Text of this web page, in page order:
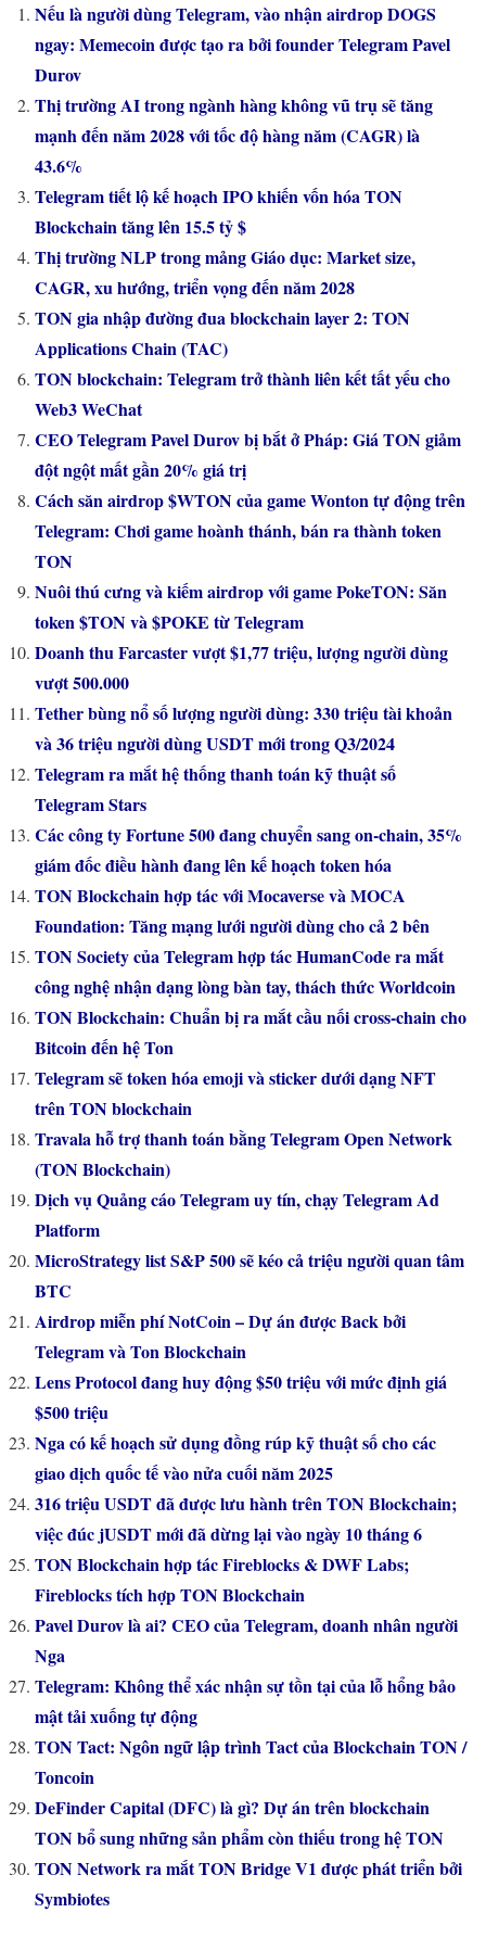
Nếu là người dùng Telegram, vào nhận airdrop DOGS
ngay: Memecoin được tạo ra bởi founder Telegram Pavel
Durov
Thị trường AI trong ngành hàng không vũ trụ sẽ tăng
mạnh đến năm 2028 với tốc độ hàng năm (CAGR) là
43.6%
Telegram tiết lộ kế hoạch IPO khiến vốn hóa TON
Blockchain tăng lên 15.5 tỷ $
Thị trường NLP trong mảng Giáo dục: Market size,
CAGR, xu hướng, triển vọng đến năm 2028
TON gia nhập đường đua blockchain layer 2: TON
Applications Chain (TAC)
TON blockchain: Telegram trở thành liên kết tất yếu cho
Web3 WeChat
CEO Telegram Pavel Durov bị bắt ở Pháp: Giá TON giảm
đột ngột mất gần 20% giá trị
Cách săn airdrop $WTON của game Wonton tự động trên
Telegram: Chơi game hoành thánh, bán ra thành token
TON
Nuôi thú cưng và kiếm airdrop với game PokeTON: Săn
token $TON và $POKE từ Telegram
Doanh thu Farcaster vượt $1,77 triệu, lượng người dùng
vượt 500.000
Tether bùng nổ số lượng người dùng: 330 triệu tài khoản
và 36 triệu người dùng USDT mới trong Q3/2024
Telegram ra mắt hệ thống thanh toán kỹ thuật số
Telegram Stars
Các công ty Fortune 500 đang chuyển sang on-chain, 35%
giám đốc điều hành đang lên kế hoạch token hóa
TON Blockchain hợp tác với Mocaverse và MOCA
Foundation: Tăng mạng lưới người dùng cho cả 2 bên
TON Society của Telegram hợp tác HumanCode ra mắt
công nghệ nhận dạng lòng bàn tay, thách thức Worldcoin
TON Blockchain: Chuẩn bị ra mắt cầu nối cross-chain cho
Bitcoin đến hệ Ton
Telegram sẽ token hóa emoji và sticker dưới dạng NFT
trên TON blockchain
Travala hỗ trợ thanh toán bằng Telegram Open Network
(TON Blockchain)
Dịch vụ Quảng cáo Telegram uy tín, chạy Telegram Ad
Platform
MicroStrategy list S&P 500 sẽ kéo cả triệu người quan tâm
BTC
Airdrop miễn phí NotCoin – Dự án được Back bởi
Telegram và Ton Blockchain
Lens Protocol đang huy động $50 triệu với mức định giá
$500 triệu
Nga có kế hoạch sử dụng đồng rúp kỹ thuật số cho các
giao dịch quốc tế vào nửa cuối năm 2025
316 triệu USDT đã được lưu hành trên TON Blockchain;
việc đúc jUSDT mới đã dừng lại vào ngày 10 tháng 6
TON Blockchain hợp tác Fireblocks & DWF Labs;
Fireblocks tích hợp TON Blockchain
Pavel Durov là ai? CEO của Telegram, doanh nhân người
Nga
Telegram: Không thể xác nhận sự tồn tại của lỗ hổng bảo
mật tải xuống tự động
TON Tact: Ngôn ngữ lập trình Tact của Blockchain TON /
Toncoin
DeFinder Capital (DFC) là gì? Dự án trên blockchain
TON bổ sung những sản phẩm còn thiếu trong hệ TON
TON Network ra mắt TON Bridge V1 được phát triển bởi
Symbiotes